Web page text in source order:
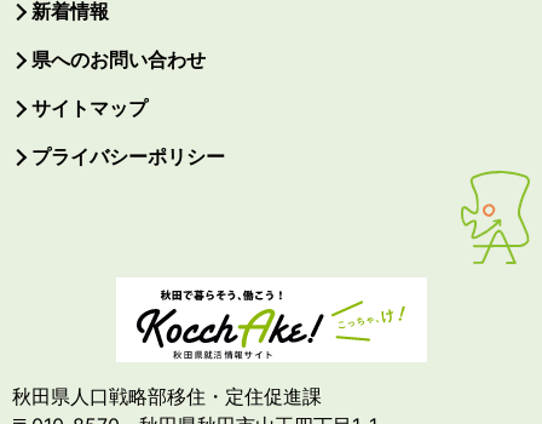
新着情報
県へのお問い合わせ
サイトマップ
プライバシーポリシー
秋田県人口戦略部移住・定住促進課